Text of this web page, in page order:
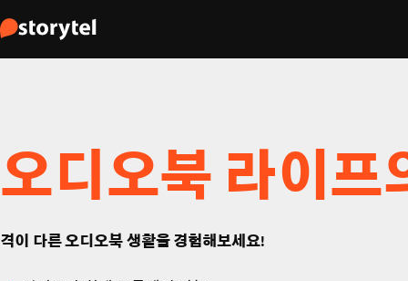
오디오북 라이프
격이 다른 오디오북 생활을 경험해보세요!